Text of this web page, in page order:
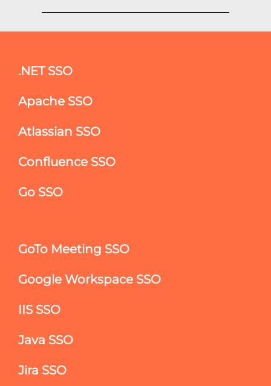
.NET SSO
Apache SSO
Atlassian SSO
Confluence SSO
Go SSO
GoTo Meeting SSO
Google Workspace SSO
IIS SSO
Java SSO
Jira SSO